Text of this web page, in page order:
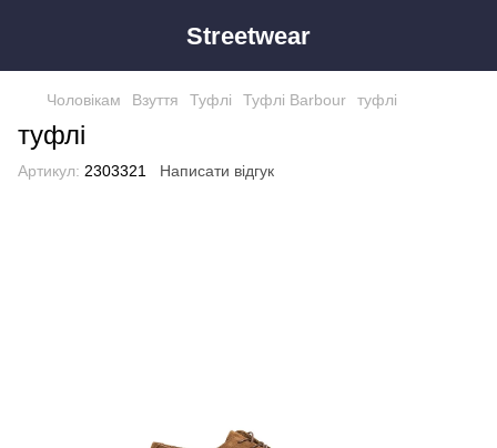
Streetwear
Чоловікам Взуття Туфлі Туфлі Barbour туфлі
туфлі
Артикул: 2303321 Написати відгук